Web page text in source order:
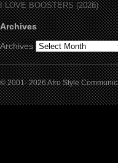
I LOVE BOOSTERS (2026)
Archives
Archives
© 2001- 2026 Afro Style